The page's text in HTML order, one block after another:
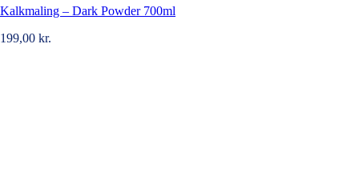
Kalkmaling – Dark Powder 700ml
199,00 kr.